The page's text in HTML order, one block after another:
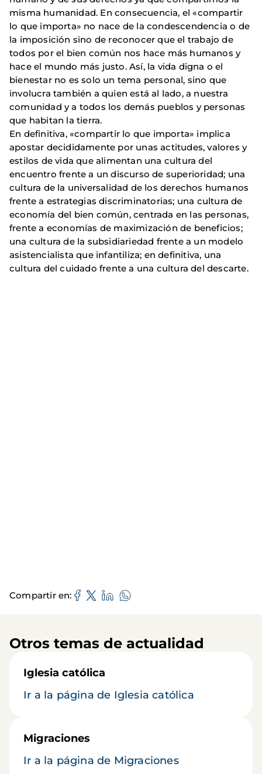
misma humanidad. En consecuencia, el «compartir
lo que importa» no nace de la condescendencia o de
la imposición sino de reconocer que el trabajo de
todos por el bien común nos hace más humanos y
hace el mundo más justo. Así, la vida digna o el
bienestar no es solo un tema personal, sino que
involucra también a quien está al lado, a nuestra
comunidad y a todos los demás pueblos y personas
que habitan la tierra.
En definitiva, «compartir lo que importa» implica
apostar decididamente por unas actitudes, valores y
estilos de vida que alimentan una cultura del
encuentro frente a un discurso de superioridad; una
cultura de la universalidad de los derechos humanos
frente a estrategias discriminatorias; una cultura de
economía del bien común, centrada en las personas,
frente a economías de maximización de beneficios;
una cultura de la subsidiariedad frente a un modelo
asistencialista que infantiliza; en definitiva, una
cultura del cuidado frente a una cultura del descarte.
Compartir en
Otros temas de actualidad
Iglesia católica
Ir a la página de Iglesia católica
Migraciones
Ir a la página de Migraciones